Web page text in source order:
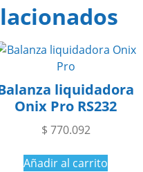
liquidadora
Onix Pro RS232
$ 770.092
Añadir al carrito